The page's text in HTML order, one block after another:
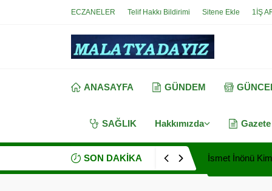
ECZANELER Telif Hakkı Bildirimi Sitene Ekle 1İŞ
ANASAYFA GÜNDEM
SAĞLIK Hakkımızda
SON DAKİKA İsmet İnönü